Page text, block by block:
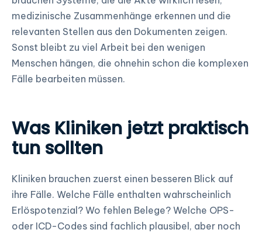
medizinische Zusammenhänge erkennen und die
relevanten Stellen aus den Dokumenten zeigen.
Sonst bleibt zu viel Arbeit bei den wenigen
Menschen hängen, die ohnehin schon die komplexen
Fälle bearbeiten müssen.
Was Kliniken jetzt praktisch
tun sollten
Kliniken brauchen zuerst einen besseren Blick auf
ihre Fälle. Welche Fälle enthalten wahrscheinlich
Erlöspotenzial? Wo fehlen Belege? Welche OPS-
oder ICD-Codes sind fachlich plausibel, aber noch